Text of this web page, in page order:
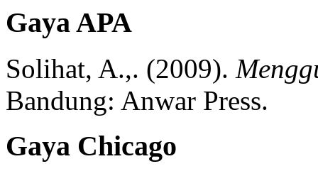
Gaya APA
Solihat, A.,. (2009).
Bandung: Anwar Press.
Gaya Chicago